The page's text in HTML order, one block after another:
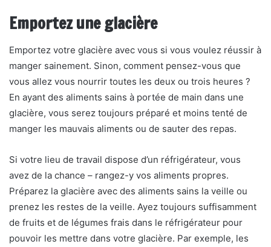
Emportez une glacière
Emportez votre glacière avec vous si vous voulez réussir à
manger sainement. Sinon, comment pensez-vous que
vous allez vous nourrir toutes les deux ou trois heures ?
En ayant des aliments sains à portée de main dans une
glacière, vous serez toujours préparé et moins tenté de
manger les mauvais aliments ou de sauter des repas.
Si votre lieu de travail dispose d’un réfrigérateur, vous
avez de la chance – rangez-y vos aliments propres.
Préparez la glacière avec des aliments sains la veille ou
prenez les restes de la veille. Ayez toujours suffisamment
de fruits et de légumes frais dans le réfrigérateur pour
pouvoir les mettre dans votre glacière. Par exemple, les